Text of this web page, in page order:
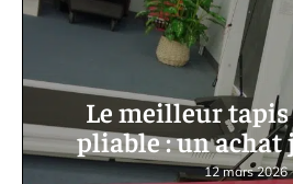
Le meilleur tapis
pliable : un achat
12 mars 2026